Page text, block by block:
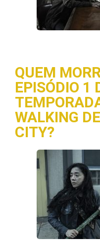
QUEM
EPISÓDIO 1
WALKING
CITY?